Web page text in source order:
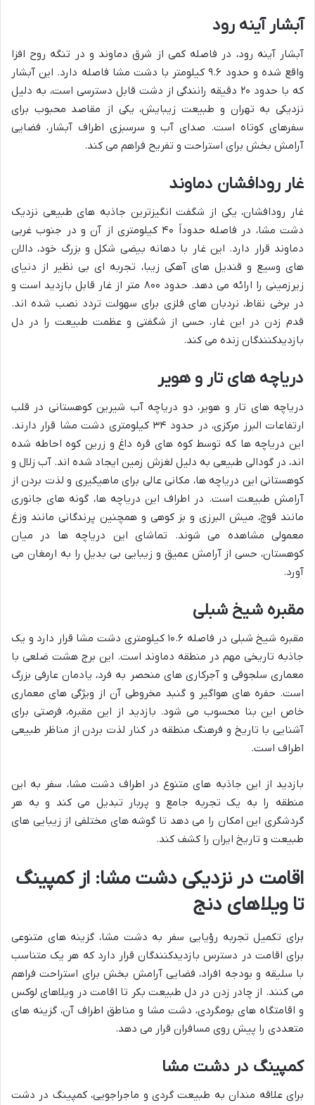
آبشار آینه رود
آبشار آینه رود، در فاصله کمی از شرق دماوند و در تنگه روح افزا
واقع شده و حدود ۹.۶ کیلومتر با دشت مشا فاصله دارد. این آبشار
که با حدود ۲۰ دقیقه رانندگی از دشت قابل دسترسی است، به دلیل
نزدیکی به تهران و طبیعت زیبایش، یکی از مقاصد محبوب برای
سفرهای کوتاه است. صدای آب و سرسبزی اطراف آبشار، فضایی
آرامش بخش برای استراحت و تفریح فراهم می کند.
غار رودافشان دماوند
غار رودافشان، یکی از شگفت انگیزترین جاذبه های طبیعی نزدیک
دشت مشا، در فاصله حدوداً ۴۰ کیلومتری از آن و در جنوب غربی
دماوند قرار دارد. این غار با دهانه بیضی شکل و بزرگ خود، دالان
های وسیع و قندیل های آهکی زیبا، تجربه ای بی نظیر از دنیای
زیرزمینی را ارائه می دهد. حدود ۸۰۰ متر از غار قابل بازدید است و
در برخی نقاط، نردبان های فلزی برای سهولت تردد نصب شده اند.
قدم زدن در این غار، حسی از شگفتی و عظمت طبیعت را در دل
بازدیدکنندگان زنده می کند.
دریاچه های تار و هویر
دریاچه های تار و هویر، دو دریاچه آب شیرین کوهستانی در قلب
ارتفاعات البرز مرکزی، در حدود ۳۴ کیلومتری دشت مشا قرار دارند.
این دریاچه ها که توسط کوه های قره داغ و زرین کوه احاطه شده
اند، در گودالی طبیعی به دلیل لغزش زمین ایجاد شده اند. آب زلال و
کوهستانی این دریاچه ها، مکانی عالی برای ماهیگیری و لذت بردن از
آرامش طبیعت است. در اطراف این دریاچه ها، گونه های جانوری
مانند قوچ، میش البرزی و بز کوهی و همچنین پرندگانی مانند وزغ
معمولی مشاهده می شوند. تماشای این دریاچه ها در میان
کوهستان، حسی از آرامش عمیق و زیبایی بی بدیل را به ارمغان می
آورد.
مقبره شیخ شبلی
مقبره شیخ شبلی در فاصله ۱۰.۶ کیلومتری دشت مشا قرار دارد و یک
جاذبه تاریخی مهم در منطقه دماوند است. این برج هشت ضلعی با
معماری سلجوقی و آجرکاری های منحصر به فرد، یادمان عارفی بزرگ
است. حفره های هواگیر و گنبد مخروطی آن از ویژگی های معماری
خاص این بنا محسوب می شود. بازدید از این مقبره، فرصتی برای
آشنایی با تاریخ و فرهنگ منطقه در کنار لذت بردن از مناظر طبیعی
اطراف است.
بازدید از این جاذبه های متنوع در اطراف دشت مشا، سفر به این
منطقه را به یک تجربه جامع و پربار تبدیل می کند و به هر
گردشگری این امکان را می دهد تا گوشه های مختلفی از زیبایی های
طبیعت و تاریخ ایران را کشف کند.
اقامت در نزدیکی دشت مشا: از کمپینگ
تا ویلاهای دنج
برای تکمیل تجربه رؤیایی سفر به دشت مشا، گزینه های متنوعی
برای اقامت در دسترس بازدیدکنندگان قرار دارد که هر یک متناسب
با سلیقه و بودجه افراد، فضایی آرامش بخش برای استراحت فراهم
می کنند. از چادر زدن در دل طبیعت بکر تا اقامت در ویلاهای لوکس
و اقامتگاه های بومگردی، دشت مشا و مناطق اطراف آن، گزینه های
متعددی را پیش روی مسافران قرار می دهد.
کمپینگ در دشت مشا
برای علاقه مندان به طبیعت گردی و ماجراجویی، کمپینگ در دشت